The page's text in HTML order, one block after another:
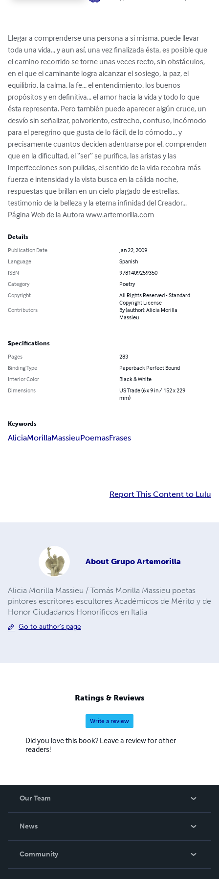
Llegar a comprenderse una persona a si misma, puede llevar
toda una vida.., y aun así, una vez finalizada ésta, es posible que
el camino recorrido se torne unas veces recto, sin obstáculos,
en el que el caminante logra alcanzar el sosiego, la paz, el
equilibrio, la calma, la fe.., el entendimiento, los buenos
propósitos y en definitiva.., el amor hacia la vida y todo lo que
ésta representa. Pero también puede aparecer algún cruce, un
desvío sin señalizar, polvoriento, estrecho, confuso, incómodo
para el peregrino que gusta de lo fácil, de lo cómodo.., y
precisamente cuantos deciden adentrarse por el, comprenden
que en la dificultad, el “ser” se purifica, las aristas y las
imperfecciones son pulidas, el sentido de la vida recobra más
fuerza e intensidad y la vista busca en la cálida noche,
respuestas que brillan en un cielo plagado de estrellas,
testimonio de la belleza y la eterna infinidad del Creador...
Página Web de la Autora www.artemorilla.com
Details
Publication Date
Jan 22, 2009
Language
Spanish
ISBN
9781409259350
Category
Poetry
Copyright
All Rights Reserved - Standard
Copyright License
Contributors
By (author): Alicia Morilla
Massieu
Specifications
Pages
283
Binding Type
Paperback Perfect Bound
Interior Color
Black & White
Dimensions
US Trade (6 x 9 in / 152 x 229
mm)
Keywords
AliciaMorillaMassieuPoemasFrases
Report This Content to Lulu
About Grupo Artemorilla
Alicia Morilla Massieu / Tomás Morilla Massieu poetas
pintores escritores escultores Académicos de Mérito y de
Honor Ciudadanos Honoríficos en Italia
Go to author's page
Ratings & Reviews
Write a review
Did you love this book? Leave a review for other
readers!
Our Team
News
In The News
Community